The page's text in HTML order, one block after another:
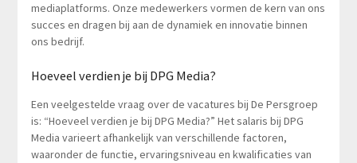
mediaplatforms. Onze medewerkers vormen de kern van ons
succes en dragen bij aan de dynamiek en innovatie binnen
ons bedrijf.
Hoeveel verdien je bij DPG Media?
Een veelgestelde vraag over de vacatures bij De Persgroep
is: “Hoeveel verdien je bij DPG Media?” Het salaris bij DPG
Media varieert afhankelijk van verschillende factoren,
waaronder de functie, ervaringsniveau en kwalificaties van